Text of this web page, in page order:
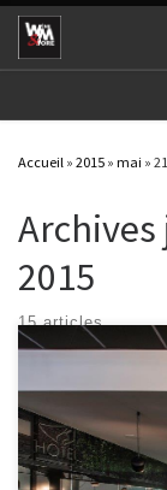
Passer au contenu
Accueil » 2015 » mai » 21
2015
15 articles
Lundi Fermé Mardi
22:00 Jeudi 12:00 –